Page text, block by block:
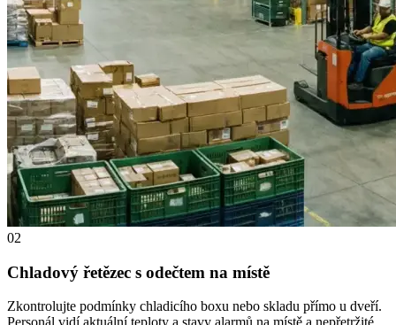
02
Chladový řetězec s odečtem na místě
Zkontrolujte podmínky chladicího boxu nebo skladu přímo u dveří.